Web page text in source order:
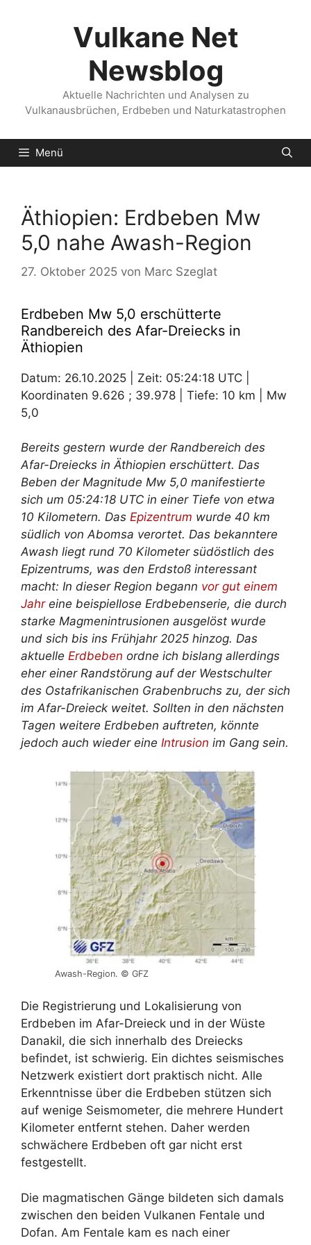
Vulkane Net
Newsblog
Aktuelle Nachrichten und Analysen zu
Vulkanausbrüchen, Erdbeben und Naturkatastrophen
Menü
Äthiopien: Erdbeben Mw
5,0 nahe Awash-Region
27. Oktober 2025 von Marc Szeglat
Erdbeben Mw 5,0 erschütterte
Randbereich des Afar-Dreiecks in
Äthiopien
Datum: 26.10.2025 | Zeit: 05:24:18 UTC |
Koordinaten 9.626 ; 39.978 | Tiefe: 10 km | Mw
5,0
Bereits gestern wurde der Randbereich des
Afar-Dreiecks in Äthiopien erschüttert. Das
Beben der Magnitude Mw 5,0 manifestierte
sich um 05:24:18 UTC in einer Tiefe von etwa
10 Kilometern. Das Epizentrum wurde 40 km
südlich von Abomsa verortet. Das bekanntere
Awash liegt rund 70 Kilometer südöstlich des
Epizentrums, was den Erdstoß interessant
macht: In dieser Region begann vor gut einem
Jahreine beispiellose Erdbebenserie, die durch
starke Magmenintrusionen ausgelöst wurde
und sich bis ins Frühjahr 2025 hinzog. Das
aktuelle Erdbeben ordne ich bislang allerdings
eher einer Randstörung auf der Westschulter
des Ostafrikanischen Grabenbruchs zu, der sich
im Afar-Dreieck weitet. Sollten in den nächsten
Tagen weitere Erdbeben auftreten, könnte
jedoch auch wieder eine Intrusion im Gang sein.
Awash-Region. © GFZ
Die Registrierung und Lokalisierung von
Erdbeben im Afar-Dreieck und in der Wüste
Danakil, die sich innerhalb des Dreiecks
befindet, ist schwierig. Ein dichtes seismisches
Netzwerk existiert dort praktisch nicht. Alle
Erkenntnisse über die Erdbeben stützen sich
auf wenige Seismometer, die mehrere Hundert
Kilometer entfernt stehen. Daher werden
schwächere Erdbeben oft gar nicht erst
festgestellt.
Die magmatischen Gänge bildeten sich damals
zwischen den beiden Vulkanen Fentale und
Dofan. Am Fentale kam es nach einer